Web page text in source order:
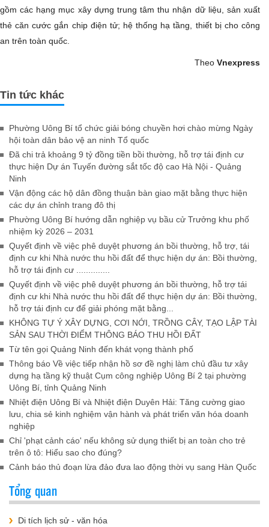
gồm các hạng mục xây dựng trung tâm thu nhận dữ liệu, sản xuất
thẻ căn cước gắn chip điện tử; hệ thống hạ tầng, thiết bị cho công
an trên toàn quốc.
Theo Vnexpress
Tin tức khác
Phường Uông Bí tổ chức giải bóng chuyền hơi chào mừng Ngày
hội toàn dân bảo vệ an ninh Tổ quốc
Đã chi trả khoảng 9 tỷ đồng tiền bồi thường, hỗ trợ tái định cư
thực hiện Dự án Tuyến đường sắt tốc độ cao Hà Nội - Quảng
Ninh
Vận động các hộ dân đồng thuận bàn giao mặt bằng thực hiện
các dự án chỉnh trang đô thị
Phường Uông Bí hướng dẫn nghiệp vụ bầu cử Trưởng khu phố
nhiệm kỳ 2026 – 2031
Quyết định về việc phê duyệt phương án bồi thường, hỗ trợ, tái
định cư khi Nhà nước thu hồi đất để thực hiện dự án: Bồi thường,
hỗ trợ tái định cư ..............
Quyết định về việc phê duyệt phương án bồi thường, hỗ trợ tái
định cư khi Nhà nước thu hồi đất để thực hiện dự án: Bồi thường,
hỗ trợ tái định cư để giải phóng mặt bằng...
KHÔNG TỰ Ý XÂY DỰNG, CƠI NỚI, TRỒNG CÂY, TẠO LẬP TÀI
SẢN SAU THỜI ĐIỂM THÔNG BÁO THU HỒI ĐẤT
Từ tên gọi Quảng Ninh đến khát vọng thành phố
Thông báo Về việc tiếp nhận hồ sơ đề nghị làm chủ đầu tư xây
dựng hạ tầng kỹ thuật Cụm công nghiệp Uông Bí 2 tại phường
Uông Bí, tỉnh Quảng Ninh
Nhiệt điện Uông Bí và Nhiệt điện Duyên Hải: Tăng cường giao
lưu, chia sẻ kinh nghiệm vận hành và phát triển văn hóa doanh
nghiệp
Chỉ 'phạt cảnh cáo' nếu không sử dụng thiết bị an toàn cho trẻ
trên ô tô: Hiểu sao cho đúng?
Cảnh báo thủ đoạn lừa đảo đưa lao động thời vụ sang Hàn Quốc
Tổng quan
Di tích lịch sử - văn hóa